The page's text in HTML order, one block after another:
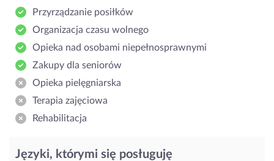
Przyrządzanie posiłków
Organizacja czasu wolnego
Opieka nad osobami niepełnosprawnymi
Zakupy dla seniorów
Opieka pielęgniarska
Terapia zajęciowa
Rehabilitacja
Języki, którymi się posługuję